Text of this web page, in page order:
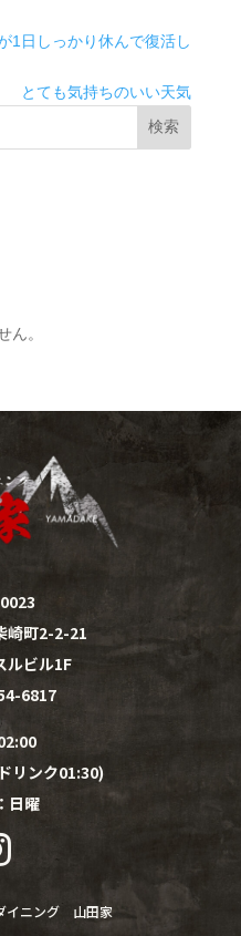
1日しっかり休んで復活し
とても気持ちのいい天気
検索
ん。
崎町2-2-21
ルビル1F
6817
リンク01:30)
日曜
イニング 山田家